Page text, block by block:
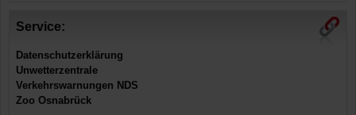
Service:
Datenschutzerklärung
Unwetterzentrale
Verkehrswarnungen NDS
Zoo Osnabrück